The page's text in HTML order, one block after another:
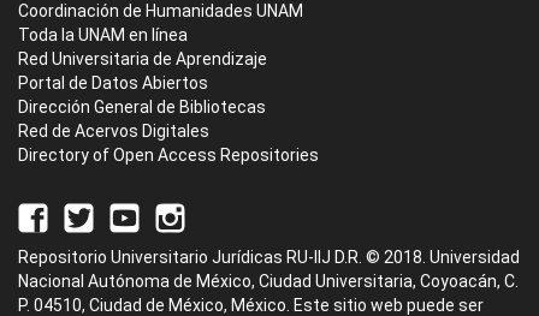
Coordinación de Humanidades UNAM
Toda la UNAM en línea
Red Universitaria de Aprendizaje
Portal de Datos Abiertos
Dirección General de Bibliotecas
Red de Acervos Digitales
Directory of Open Access Repositories
Repositorio Universitario Jurídicas RU-IIJ D.R. © 2018. Universidad
Nacional Autónoma de México, Ciudad Universitaria, Coyoacán, C.
P. 04510, Ciudad de México, México. Este sitio web puede ser